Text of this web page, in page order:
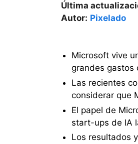
Última
Autor: Pixelado
Microsoft vive
grandes gastos
Las recientes
considerar que
El papel de
start-ups de IA
Los resultados